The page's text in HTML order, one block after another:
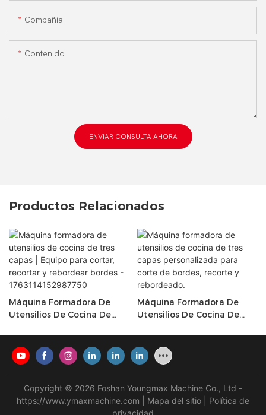
Compañía
Contenido
ENVIAR CONSULTA AHORA
Productos Relacionados
Máquina Formadora De
Utensilios De Cocina De
Rebordear Bordes -
1763114152987750
Máquina Formadora De
Utensilios De Cocina De
Recorte Y Rebordeado.
Copyright © 2026 Foshan Youngmax Machine Co., Ltd -
https://www.ymaxmachine.com
Mapa del sitio
Política de
privacidad